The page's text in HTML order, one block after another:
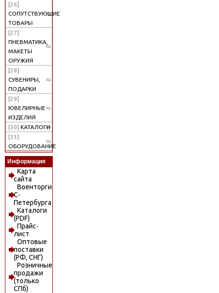
[26]
СОПУТСТВУЮЩИЕ
ТОВАРЫ
[27]
ПНЕВМАТИКА,
МАКЕТЫ
ОРУЖИЯ
[28]
СУВЕНИРЫ,
ПОДАРКИ
[29]
ЮВЕЛИРНЫЕ
ИЗДЕЛИЯ
[30] КАТАЛОГИ
[33]
ОБОРУДОВАНИЕ
Информация
Карта
сайта
Военторги
С-
Петербурга
Каталоги
(PDF)
Прайс-
лист
Оптовые
поставки
(РФ, СНГ)
Розничные
продажи
(только
СПб)